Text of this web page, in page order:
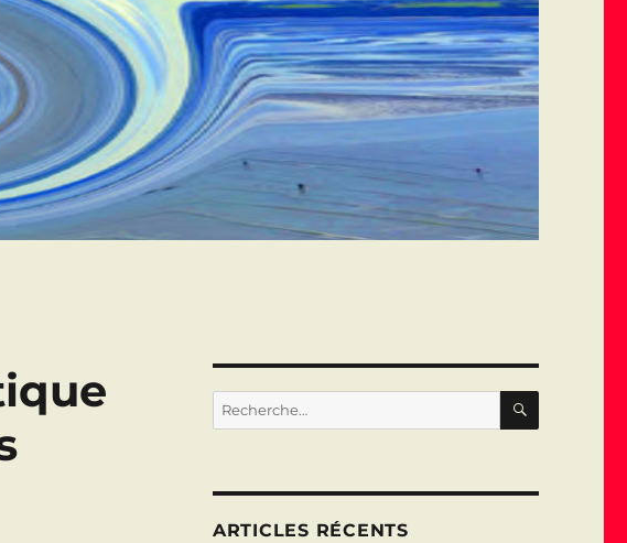
Recherche
pour :
ARTICLES RÉCENTS